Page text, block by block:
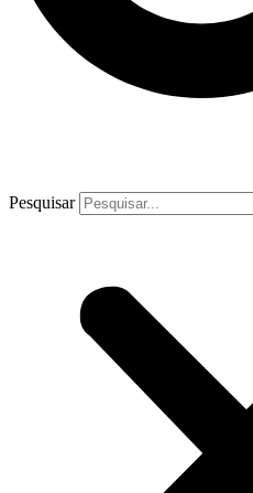
Pesquisar